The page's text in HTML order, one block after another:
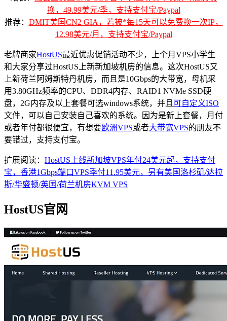
换，49.99美元/季，支持支付宝/Paypal
推荐： DMIT美国CN2 GIA，若被*每15天可以免费换一次IP，
12.98美元/月，支持支付宝/Paypal
老牌商家HostUS最近优惠促销活动不少，上个月VPS小学生
和大家分享过HostUS上新新加坡机房的信息。这次HostUS又
上新荷兰阿姆斯特丹机房，而且是10Gbps的大带宽，母机采
用3.80GHz频率的CPU、DDR4内存、RAID1 NVMe SSD硬
盘，2G内存及以上套餐可选windows系统，并且 可自定义ISO
文件，可以自己安装自己喜欢的系统。因为是新上套餐，月付
或者年付都很便宜，有想要欧洲VPS或者大带宽VPS的朋友不
要错过，支持支付宝。
扩展阅读： HostUS上线新加坡VPS年付24美元起，支持支付
宝，香港1Gbps端口VPS季付11.95美元，另有美国洛杉矶/达拉
斯/华盛顿/英国/荷兰机房KVM VPS
HostUS官网